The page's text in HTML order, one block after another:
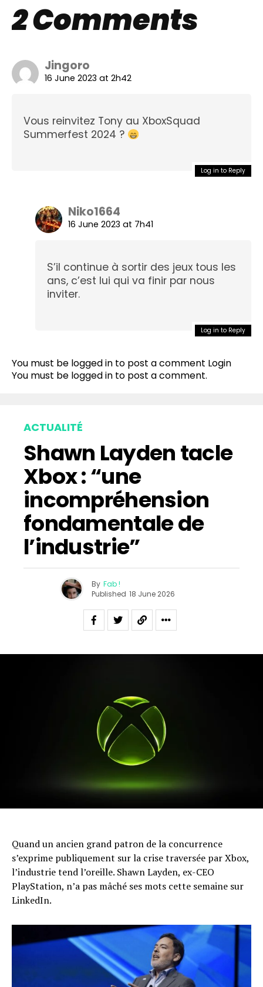
2 Comments
Jingoro
16 June 2023 at 2h42
Vous reinvitez Tony au XboxSquad
Summerfest 2024 ?
Log in to Reply
Niko1664
16 June 2023 at 7h41
S’il continue à sortir des jeux tous les
ans, c’est lui qui va finir par nous
inviter.
Log in to Reply
You must be logged in to post a comment Login
You must be logged in to post a comment.
ACTUALITÉ
Shawn Layden tacle
Xbox : “une
incompréhension
fondamentale de
l’industrie”
By Fab !
Published 18 June 2026
Quand un ancien grand patron de la concurrence
s’exprime publiquement sur la crise traversée par Xbox,
l’industrie tend l’oreille. Shawn Layden, ex-CEO
PlayStation, n’a pas mâché ses mots cette semaine sur
LinkedIn.